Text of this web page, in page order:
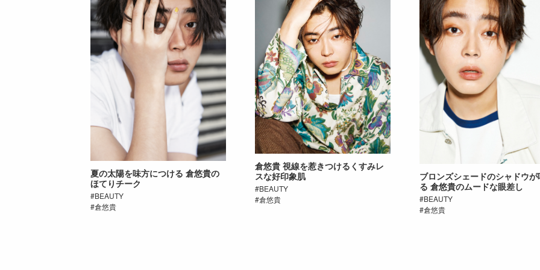
夏の太陽を味方につける 倉悠貴の
ほてりチーク
BEAUTY
倉悠貴
倉悠貴 視線を惹きつけるくすみレ
スな好印象肌
BEAUTY
倉悠貴
ブロンズシェードのシャドウが
る 倉悠貴のムードな眼差し
BEAUTY
倉悠貴